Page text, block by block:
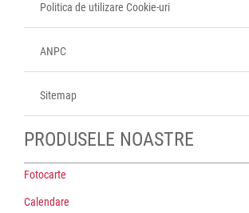
Politica de utilizare Cookie-uri
ANPC
Sitemap
PRODUSELE NOASTRE
Fotocarte
Calendare